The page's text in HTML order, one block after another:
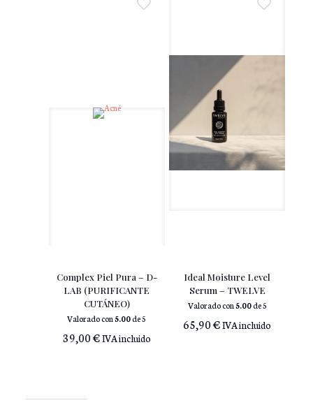
Complex Piel Pura – D-
LAB (PURIFICANTE
CUTÁNEO)
Valorado con5.00de 5
39,00€IVA incluido
Ideal Moisture Level
Serum – TWELVE
Valorado con5.00de 5
65,90€IVA incluido